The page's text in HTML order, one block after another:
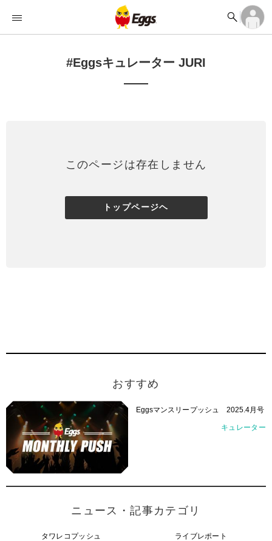


ランキング 
記事 
ログイン
アカウント登録
#Eggsキュレーター JURI
このページは存在しません
トップページヘ
おすすめ
Eggsマンスリープッシュ 2025.4月号
キュレーター
ニュース・記事カテゴリ
タワレコプッシュ ライブレポート